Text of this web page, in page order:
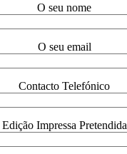
O seu nome
O seu email
Contacto Telefónico
Edição Impressa Pretendida